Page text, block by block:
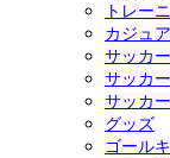
トレー
カジュ
サッカ
サッカ
サッカ
グッズ
ゴール